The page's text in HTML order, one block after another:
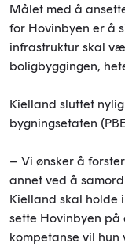
Målet med å
for Hovinbyen er å
infrastruktur skal
boligbyggingen,
Kielland sluttet
bygningsetaten
– Vi ønsker å
annet ved å
Kielland skal holde
sette Hovinbyen
kompetanse vil